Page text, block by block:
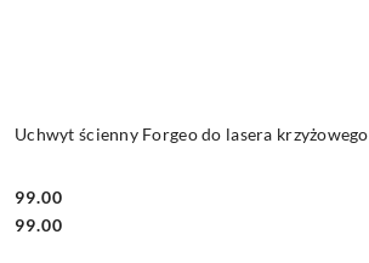
Uchwyt ścienny Forgeo do lasera krzyżowego
Cena:
99.00
Cena:
99.00